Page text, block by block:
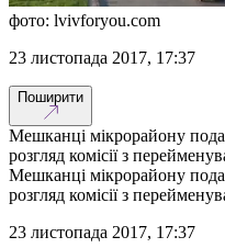
фото: lvivforyou.com
23 листопада 2017, 17:37
Поширити
Мешканці мікрорайону
розгляд комісії з
Мешканці мікрорайону
розгляд комісії з
23 листопада 2017, 17:37